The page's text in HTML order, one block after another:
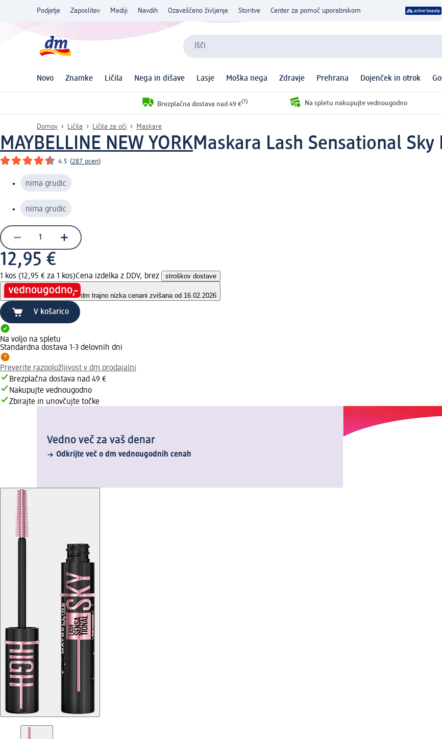
Podjetje Zaposlitev Mediji Navdih Ozaveščeno življenje Storitve Center za pomoč uporabnikom
Išči
Novo Znamke Ličila Nega in dišave Lasje Moška nega Zdravje Prehrana Dojenček in otrok
Brezplačna dostava nad 49 €(1) Na spletu nakupujte vednougodno
Domov Ličila Ličila za oči Maskare
MAYBELLINE NEW YORKMaskara Lash Sensational
4.5 (287 ocen)
nima grudic
nima grudic
12,95 €
1 kos (12,95 € za 1 kos)Cena izdelka z DDV, brez stroškov dostave
dm trajno nizka cenani zvišana od 16.02.2026
V košarico
Na voljo na spletu
Standardna dostava 1-3 delovnih dni
Preverite razpoložljivost v dm prodajalni
Brezplačna dostava nad 49 €
Nakupujte vednougodno
Zbirajte in unovčujte točke
Vedno več za vaš denar
Odkrijte več o dm vednougodnih cenah